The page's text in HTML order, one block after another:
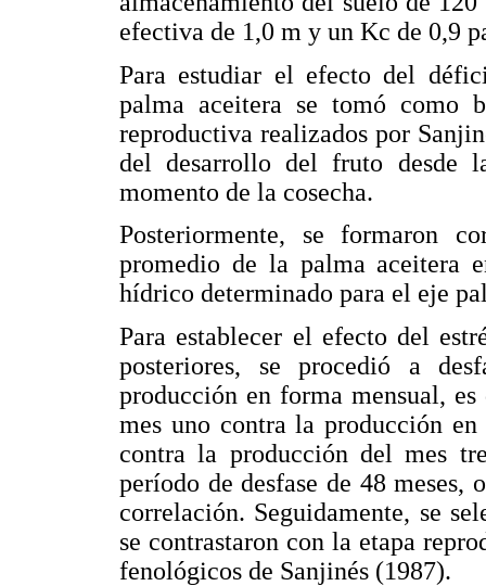
efectiva de 1,0 m y un Kc de 0,9
Para estudiar el efecto del
palma aceitera se tomó como
reproductiva realizados por
del desarrollo del fruto
momento de la cosecha.
Posteriormente, se formaron
promedio de la palma aceitera
hídrico determinado para el eje
Para establecer el efecto del
posteriores, se procedió a
producción en forma mensual,
mes uno contra la producción
contra la producción del mes
período de desfase de 48 meses,
correlación. Seguidamente, se
se contrastaron con la etapa
fenológicos de Sanjinés (1987).